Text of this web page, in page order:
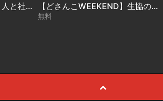
【どさんこWEEKEND】人と社会と地球のために「地域に根ざす！マテリアルの森」 【どさんこWEEKEND】生協の可能性
無料